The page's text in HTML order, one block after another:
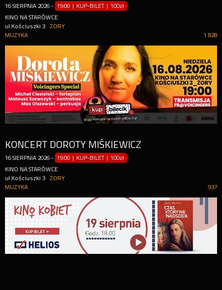
16 SIERPNIA 2026 - 19:00 | KUP-BILET |100zł
KINO NA STARÓWCE
ul.Kościuszki 3
ŻORY
1 828
MUZYKA
KONCERT DOROTY MIŚKIEWICZ
16 SIERPNIA 2026 - 19:00 | KUP-BILET |100zł
KINO NA STARÓWCE
ul.Kościuszki 3
ŻORY
937
MUZYKA